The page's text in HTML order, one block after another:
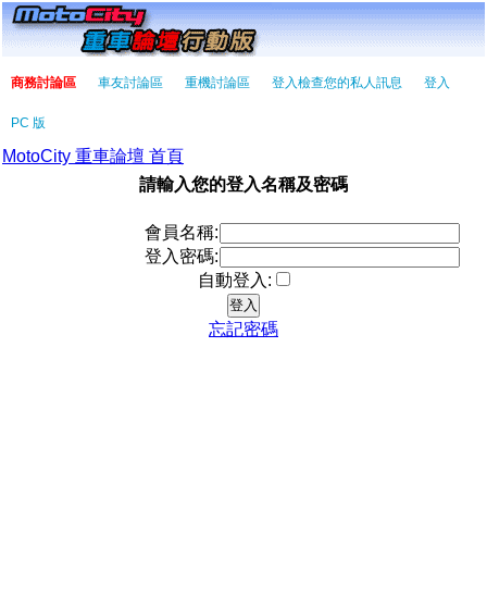
商務討論區 車友討論區 重機討論區 登入檢查您的私人訊息 登入
PC 版
MotoCity 重車論壇 首頁
請輸入您的登入名稱及密碼
會員名稱:
登入密碼:
自動登入:
忘記密碼